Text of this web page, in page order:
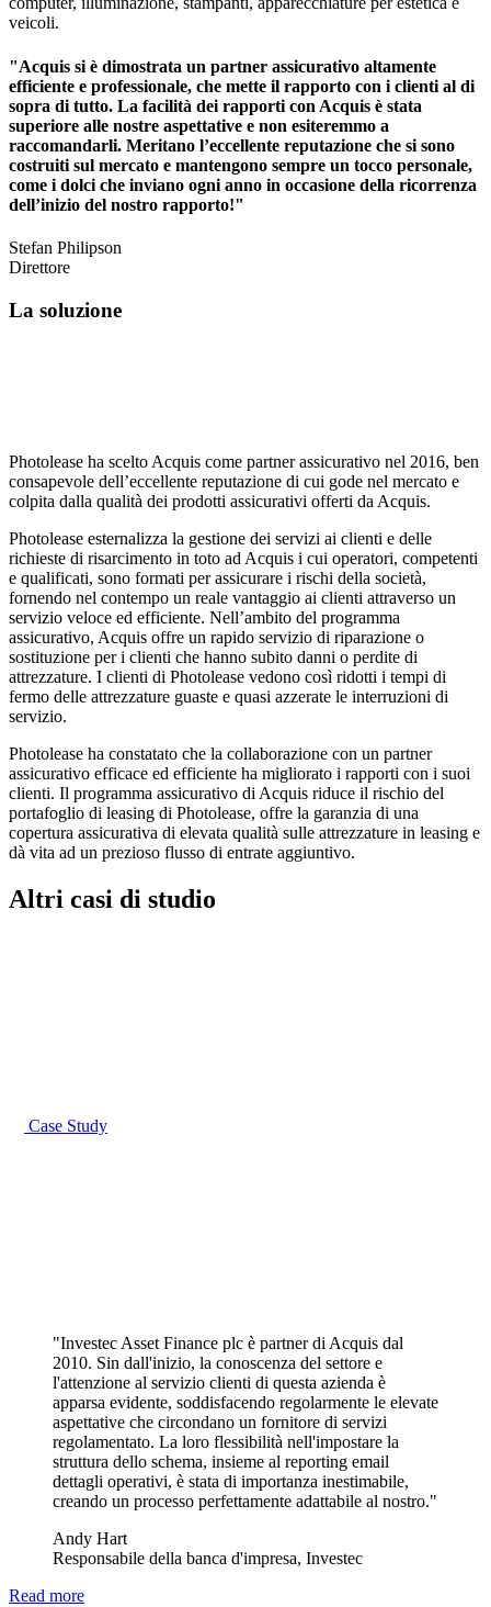
veicoli.
"Acquis si è dimostrata un partner assicurativo altamente
efficiente e professionale, che mette il rapporto con i clienti al di
sopra di tutto. La facilità dei rapporti con Acquis è stata
superiore alle nostre aspettative e non esiteremmo a
raccomandarli. Meritano l’eccellente reputazione che si sono
costruiti sul mercato e mantengono sempre un tocco personale,
come i dolci che inviano ogni anno in occasione della ricorrenza
dell’inizio del nostro rapporto!"
Stefan Philipson
Direttore
La soluzione
Photolease ha scelto Acquis come partner assicurativo nel 2016, ben
consapevole dell’eccellente reputazione di cui gode nel mercato e
colpita dalla qualità dei prodotti assicurativi offerti da Acquis.
Photolease esternalizza la gestione dei servizi ai clienti e delle
richieste di risarcimento in toto ad Acquis i cui operatori, competenti
e qualificati, sono formati per assicurare i rischi della società,
fornendo nel contempo un reale vantaggio ai clienti attraverso un
servizio veloce ed efficiente. Nell’ambito del programma
assicurativo, Acquis offre un rapido servizio di riparazione o
sostituzione per i clienti che hanno subito danni o perdite di
attrezzature. I clienti di Photolease vedono così ridotti i tempi di
fermo delle attrezzature guaste e quasi azzerate le interruzioni di
servizio.
Photolease ha constatato che la collaborazione con un partner
assicurativo efficace ed efficiente ha migliorato i rapporti con i suoi
clienti. Il programma assicurativo di Acquis riduce il rischio del
portafoglio di leasing di Photolease, offre la garanzia di una
copertura assicurativa di elevata qualità sulle attrezzature in leasing e
dà vita ad un prezioso flusso di entrate aggiuntivo.
Altri casi di studio
Case Study
"Investec Asset Finance plc è partner di Acquis dal
2010. Sin dall'inizio, la conoscenza del settore e
l'attenzione al servizio clienti di questa azienda è
apparsa evidente, soddisfacendo regolarmente le elevate
aspettative che circondano un fornitore di servizi
regolamentato. La loro flessibilità nell'impostare la
struttura dello schema, insieme al reporting email
dettagli operativi, è stata di importanza inestimabile,
creando un processo perfettamente adattabile al nostro."
Andy Hart
Responsabile della banca d'impresa, Investec
Read more